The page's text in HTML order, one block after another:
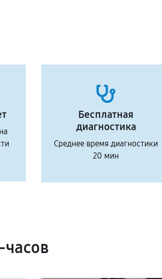
Бесплатная
диагностика
Среднее время диагностики
20 мин